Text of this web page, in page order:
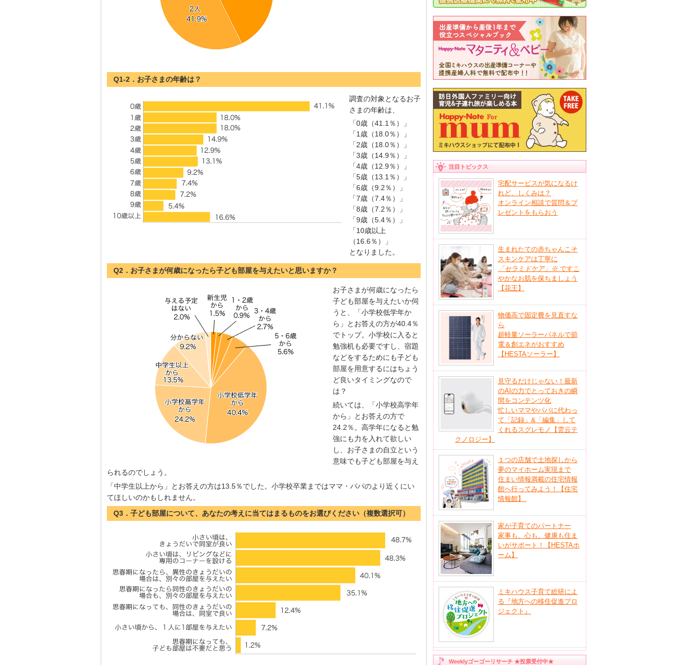
Q1-2．お子さまの年齢は？
調査の対象となるお子
さまの年齢は、
「0歳（41.1％）」
「1歳（18.0％）」
「2歳（18.0％）」
「3歳（14.9％）」
「4歳（12.9％）」
「5歳（13.1％）」
「6歳（9.2％）」
「7歳（7.4％）」
「8歳（7.2％）」
「9歳（5.4％）」
「10歳以上
（16.6％）」
となりました。
Q2．お子さまが何歳になったら子ども部屋を与えたいと思いますか？
お子さまが何歳になったら
子ども部屋を与えたいか伺
うと、「小学校低学年か
ら」とお答えの方が40.4％
でトップ。小学校に入ると
勉強机も必要ですし、宿題
などをするためにも子ども
部屋を用意するにはちょう
ど良いタイミングなので
は？
続いては、「小学校高学年
から」とお答えの方で
24.2％。高学年になると勉
強にも力を入れて欲しい
し、お子さまの自立という
意味でも子ども部屋を与え
られるのでしょう。
「中学生以上から」とお答えの方は13.5％でした。小学校卒業まではママ・パパのより近くにい
てほしいのかもしれません。
Q3．子ども部屋について、あなたの考えに当てはまるものをお選びください（複数選択可）
注目トピックス
宅配サービスが気になるけ
れど、しくみは？
オンライン相談で質問＆プ
レゼントをもらおう
生まれたての赤ちゃんこそ
スキンケアは丁寧に
「セラミドケア」 ※ ですこ
やかなお肌を保ちましょう
【花王】
物価高で固定費を見直すな
ら
超軽量ソーラーパネルで節
電＆創エネがおすすめ
【HESTAソーラー】
見守るだけじゃない！最新
のAIの力でとっておきの瞬
間をコンテンツ化
忙しいママやパパに代わっ
て「記録」&「編集」して
くれるスグレモノ【雲云テ
クノロジー】
１つの店舗で土地探しから
夢のマイホーム実現まで
住まい情報満載の住宅情報
館へ行ってみよう！【住宅
情報館】
家が子育てのパートナー
家事も、心も、健康も住ま
いがサポート！【HESTAホ
ーム】
ミキハウス子育て総研によ
る『地方への移住促進プロ
ジェクト』
Weeklyゴーゴーリサーチ ★投票受付中★